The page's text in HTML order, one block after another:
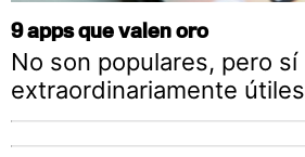
9 apps que valen oro
No son populares, pero sí
extraordinariamente útiles